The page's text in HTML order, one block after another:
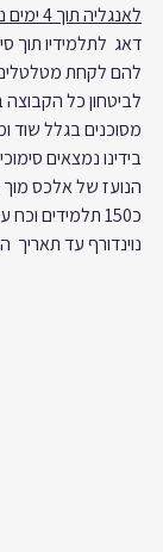
לאנגליה תוך 4 ימים נע בין 100 ל 150 איש
דאג  לתלמידיו תוך
להם לקחת
לביטחון כל
מסוכנים בגלל שוד
בידינו נמצאים
הנועז של אלכס מוך
כ150 תלמידים
נוינדורף עד תאריך  ה18 בנובמבר 1938.